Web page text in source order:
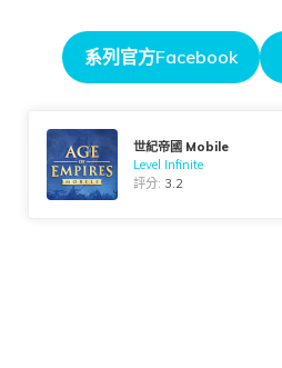
系列官方Facebook
世紀帝國 Mobile
Level Infinite
評分: 3.2